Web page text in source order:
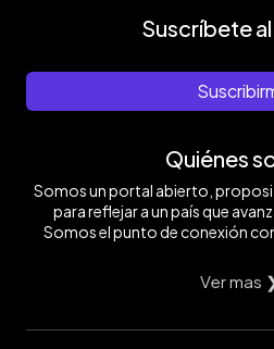
Suscríbete
Quiénes
Somos un portal abierto,
para reflejar a un país que
Somos el punto de conexión
Ver mas